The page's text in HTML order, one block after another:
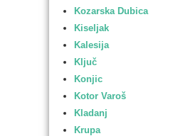
Kozarska Dubica
Kiseljak
Kalesija
Ključ
Konjic
Kotor Varoš
Kladanj
Krupa